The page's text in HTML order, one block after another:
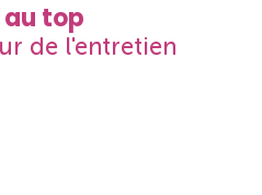
au top
de l'entretien